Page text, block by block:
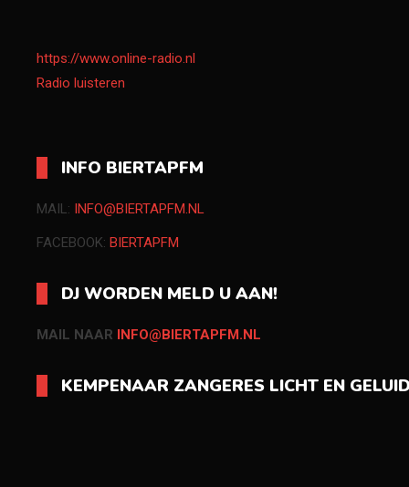
https://www.online-radio.nl
Radio luisteren
INFO BIERTAPFM
MAIL: INFO@BIERTAPFM.NL
FACEBOOK: BIERTAPFM
DJ WORDEN MELD U AAN!
MAIL NAAR INFO@BIERTAPFM.NL
KEMPENAAR ZANGERES LICHT EN